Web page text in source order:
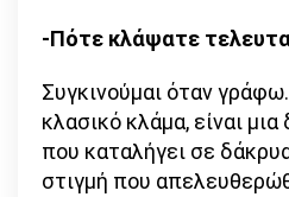
-Πότε κλάψατε
Συγκινούμαι όταν
κλασικό κλάμα, είναι
που καταλήγει σε
στιγμή που